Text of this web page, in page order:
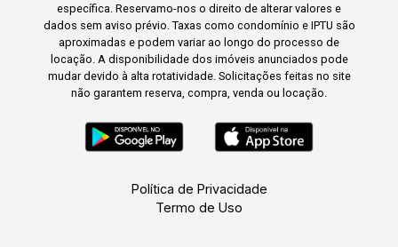
específica. Reservamo-nos o direito de alterar valores e
dados sem aviso prévio. Taxas como condomínio e IPTU são
aproximadas e podem variar ao longo do processo de
locação. A disponibilidade dos imóveis anunciados pode
mudar devido à alta rotatividade. Solicitações feitas no site
não garantem reserva, compra, venda ou locação.
Política de Privacidade
Termo de Uso